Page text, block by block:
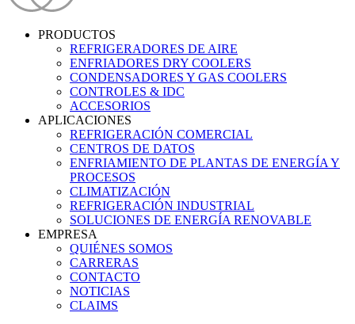
PRODUCTOS
REFRIGERADORES DE AIRE
ENFRIADORES DRY COOLERS
CONDENSADORES Y GAS COOLERS
CONTROLES & IDC
ACCESORIOS
APLICACIONES
REFRIGERACIÓN COMERCIAL
CENTROS DE DATOS
ENFRIAMIENTO DE PLANTAS DE ENERGÍA Y
PROCESOS
CLIMATIZACIÓN
REFRIGERACIÓN INDUSTRIAL
SOLUCIONES DE ENERGÍA RENOVABLE
EMPRESA
QUIÉNES SOMOS
CARRERAS
CONTACTO
NOTICIAS
CLAIMS